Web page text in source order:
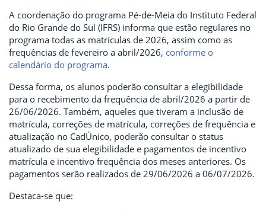
A coordenação do programa Pé-de-Meia do Instituto Federal
do Rio Grande do Sul (IFRS) informa que estão regulares no
programa todas as matrículas de 2026, assim como as
frequências de fevereiro a abril/2026, conforme o
calendário do programa.
Dessa forma, os alunos poderão consultar a elegibilidade
para o recebimento da frequência de abril/2026 a partir de
26/06/2026. Também, aqueles que tiveram a inclusão de
matrícula, correções de matrícula, correções de frequência e
atualização no CadÚnico, poderão consultar o status
atualizado de sua elegibilidade e pagamentos de incentivo
matrícula e incentivo frequência dos meses anteriores. Os
pagamentos serão realizados de 29/06/2026 a 06/07/2026.
Destaca-se que: